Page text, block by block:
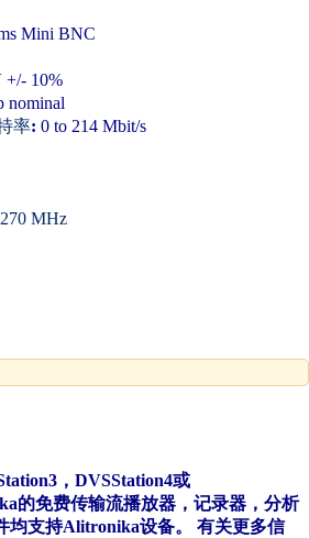
Mini BNC
+/- 10%
nominal
率: 0 to 214 Mbit/s
MHz
，DVSStation4或
的免费传输流播放器，记录器，分析
均支持Alitronika设备。 有关更多信